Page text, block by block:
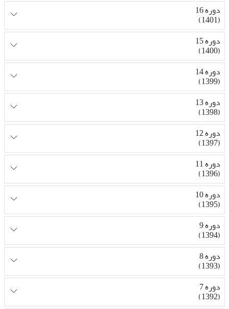
دوره 16
(1401)
دوره 15
(1400)
دوره 14
(1399)
دوره 13
(1398)
دوره 12
(1397)
دوره 11
(1396)
دوره 10
(1395)
دوره 9
(1394)
دوره 8
(1393)
دوره 7
(1392)